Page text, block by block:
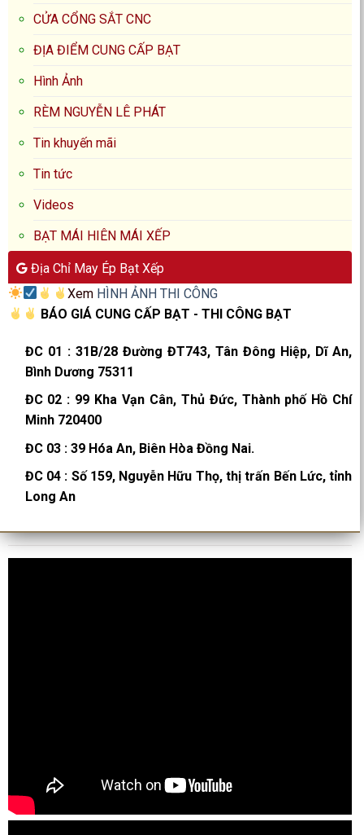
CỬA CỔNG SẮT CNC
ĐỊA ĐIỂM CUNG CẤP BẠT
Hình Ảnh
RÈM NGUYỄN LÊ PHÁT
Tin khuyến mãi
Tin tức
Videos
BẠT MÁI HIÊN MÁI XẾP
Địa Chỉ May Ép Bạt Xếp
Xem HÌNH ẢNH THI CÔNG
BÁO GIÁ CUNG CẤP BẠT - THI CÔNG BẠT
ĐC 01 :31B/28 Đường ĐT743, Tân Đông Hiệp, Dĩ An,
Bình Dương 75311
ĐC 02 : 99 Kha Vạn Cân, Thủ Đức, Thành phố Hồ Chí
Minh 720400
ĐC 03 :39 Hóa An, Biên Hòa Đồng Nai.
ĐC 04 : Số 159, Nguyễn Hữu Thọ, thị trấn Bến Lức, tỉnh
Long An